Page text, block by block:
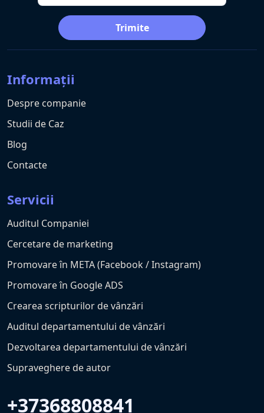
Trimite
Informații
Despre companie
Studii de Caz
Blog
Contacte
Servicii
Auditul Companiei
Cercetare de marketing
Promovare în META (Facebook / Instagram)
Promovare în Google ADS
Crearea scripturilor de vânzări
Auditul departamentului de vânzări
Dezvoltarea departamentului de vânzări
Supraveghere de autor
+37368808841